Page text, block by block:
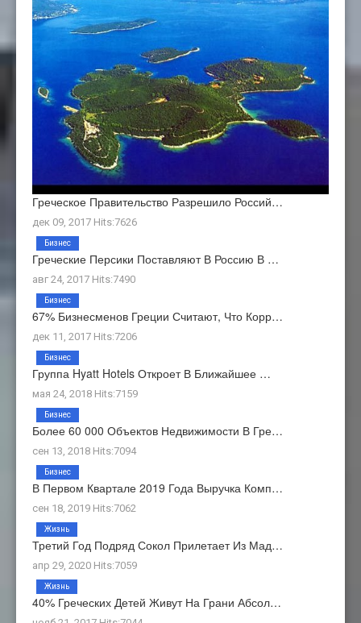
Греческое Правительство Разрешило Россий…
дек 09, 2017 Hits:7626
Греческие Персики Поставляют В Россию В …
авг 24, 2017 Hits:7490
Бизнес
67% Бизнесменов Греции Считают, Что Корр…
дек 11, 2017 Hits:7206
Бизнес
Группа Hyatt Hotels Откроет В Ближайшее …
мая 24, 2018 Hits:7159
Бизнес
Более 60 000 Объектов Недвижимости В Гре…
сен 13, 2018 Hits:7094
Бизнес
В Первом Квартале 2019 Года Выручка Комп…
сен 18, 2019 Hits:7062
Бизнес
Третий Год Подряд Сокол Прилетает Из Мад…
апр 29, 2020 Hits:7059
Жизнь
40% Греческих Детей Живут На Грани Абсол…
Жизнь